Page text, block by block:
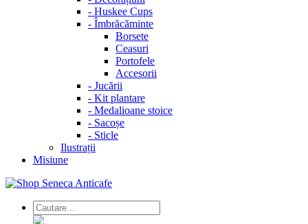
- Huskee Cups
- Îmbrăcăminte
Borsete
Ceasuri
Portofele
Accesorii
- Jucării
- Kit plantare
- Medalioane stoice
- Sacoșe
- Sticle
Ilustrații
Misiune